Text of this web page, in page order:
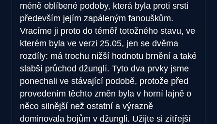
méně oblíbené podoby, která byla proti srsti
především jejím zapáleným fanouškům.
Vracíme ji proto do téměř totožného stavu, ve
kterém byla ve verzi 25.05, jen se dvěma
rozdíly: má trochu nižší hodnotu brnění a také
slabší průchod džunglí. Tyto dva prvky jsme
ponechali ve stávající podobě, protože před
provedením těchto změn byla v horní lajně o
něco silnější než ostatní a výrazně
dominovala bojům v džungli. Užijte si zítřejší